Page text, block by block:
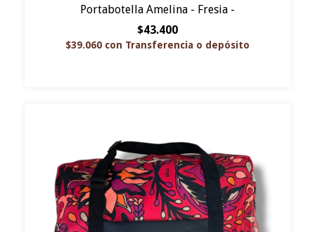
Portabotella Amelina - Fresia -
$43.400
$39.060 con Transferencia o depósito